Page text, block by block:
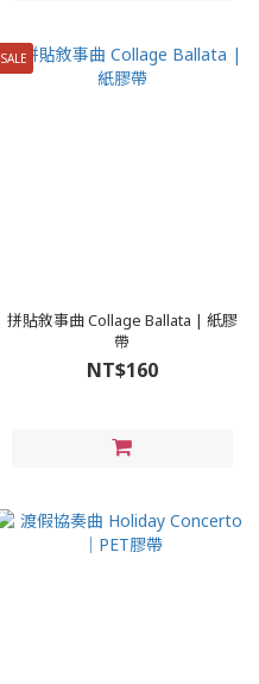
SALE
拼貼敘事曲 Collage Ballata | 紙膠
帶
NT$160